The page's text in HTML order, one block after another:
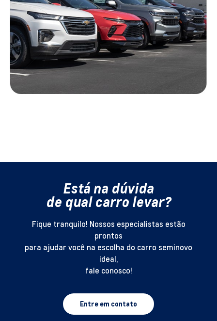
Está na dúvida
de qual carro levar?
Fique tranquilo! Nossos especialistas estão
prontos
para ajudar você na escolha do carro seminovo
ideal,
fale conosco!
Entre em contato